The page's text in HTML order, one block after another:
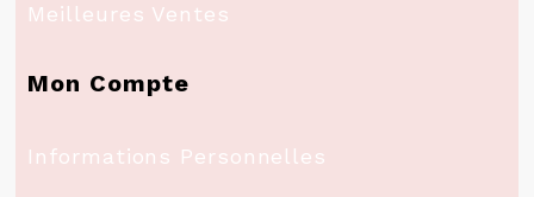
Meilleures Ventes
Mon Compte
Informations Personnelles